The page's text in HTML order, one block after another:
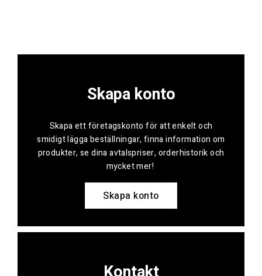
Skapa konto
Skapa ett företagskonto för att enkelt och
smidigt lägga beställningar, finna information om
produkter, se dina avtalspriser, orderhistorik och
mycket mer!
Skapa konto